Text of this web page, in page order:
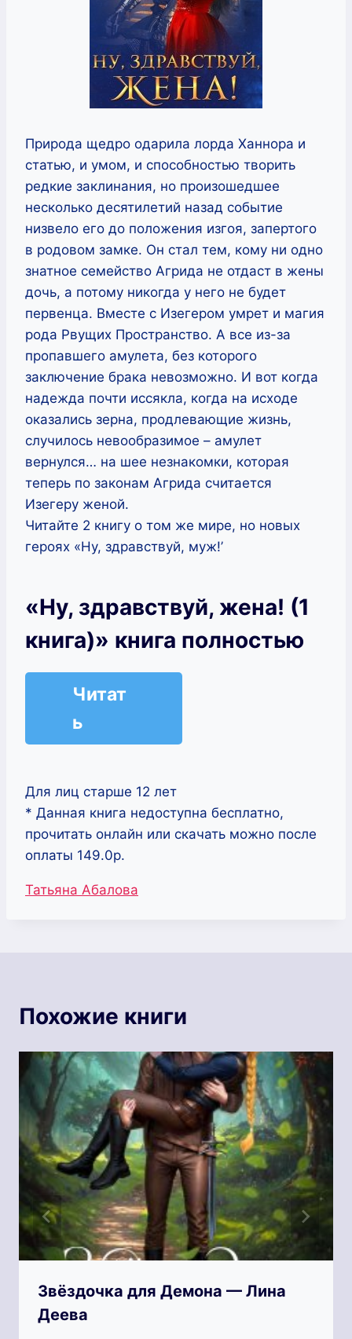
Природа щедро одарила лорда Ханнора и
статью, и умом, и способностью творить
редкие заклинания, но произошедшее
несколько десятилетий назад событие
низвело его до положения изгоя, запертого
в родовом замке. Он стал тем, кому ни одно
знатное семейство Агрида не отдаст в жены
дочь, а потому никогда у него не будет
первенца. Вместе с Изегером умрет и магия
рода Рвущих Пространство. А все из-за
пропавшего амулета, без которого
заключение брака невозможно. И вот когда
надежда почти иссякла, когда на исходе
оказались зерна, продлевающие жизнь,
случилось невообразимое – амулет
вернулся… на шее незнакомки, которая
теперь по законам Агрида считается
Изегеру женой.
Читайте 2 книгу о том же мире, но новых
героях «Ну, здравствуй, муж!’
«Ну, здравствуй, жена! (1
книга)» книга полностью
Читат
ь
Для лиц старше 12 лет
* Данная книга недоступна бесплатно,
прочитать онлайн или скачать можно после
оплаты 149.0р.
Метки
Татьяна Абалова
Похожие книги
Звёздочка для Демона — Лина
Деева